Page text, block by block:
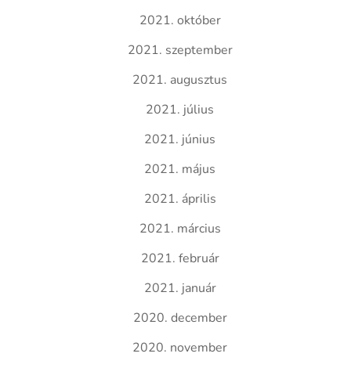
2021. október
2021. szeptember
2021. augusztus
2021. július
2021. június
2021. május
2021. április
2021. március
2021. február
2021. január
2020. december
2020. november